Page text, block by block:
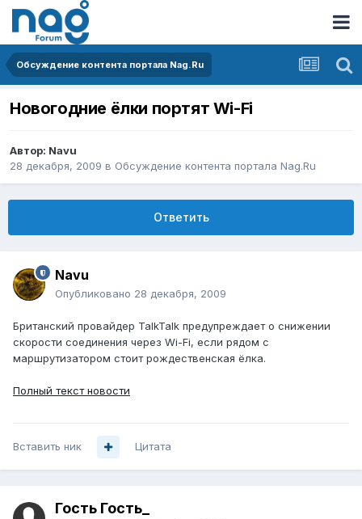
Обсуждение контента портала Nag.Ru
Новогодние ёлки портят Wi-Fi
Автор: Navu
28 декабря, 2009 в Обсуждение контента портала Nag.Ru
Ответить
Navu
Опубликовано 28 декабря, 2009
Британский провайдер TalkTalk предупреждает о снижении
скорости соединения через Wi-Fi, если рядом с
маршрутизатором стоит рождественская ёлка.
Полный текст новости
Вставить ник Цитата
Гость Гость_